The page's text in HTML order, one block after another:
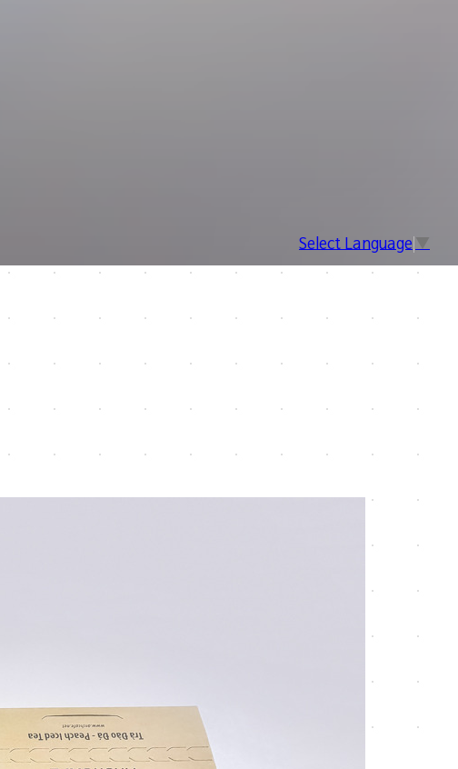
Select Language ▼